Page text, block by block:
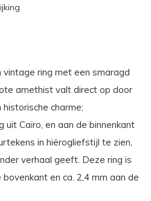
vintage ring met een smaragd
amethist valt direct op door
charme;
uit Caïro, en aan de binnenkant
in hiërogliefstijl te zien,
verhaal geeft. Deze ring is
en ca. 2,4 mm aan de